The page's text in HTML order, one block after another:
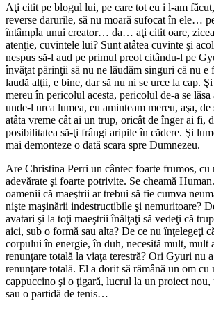
Aţi citit pe blogul lui, pe care tot eu i l-am
reverse darurile, să nu moară sufocat în ele…
întâmpla unui creator… da… aţi citit oare,
atenţie, cuvintele lui? Sunt atâtea cuvinte şi
nespus să-l aud pe primul preot citându-l pe
învăţat părinţii să nu ne lăudăm singuri că nu e
laudă alţii, e bine, dar să nu ni se urce la cap.
mereu în pericolul acesta, pericolul de-a se
unde-l urca lumea, eu aminteam mereu, aşa, de
atâta vreme cât ai un trup, oricât de înger ai fi,
posibilitatea să-ţi frângi aripile în cădere. Şi
mai demonteze o dată scara spre Dumnezeu.
Are Christina Perri un cântec foarte frumos, cu
adevărate şi foarte potrivite. Se cheamă
oamenii că maeştrii ar trebui să fie cumva
nişte maşinării indestructibile şi nemuritoare?
avatari şi la toţi maeştrii înălţaţi să vedeţi că
aici, sub o formă sau alta? De ce nu înţelegeţi
corpului în energie, în duh, necesită mult, mult
renunţare totală la viaţa terestră? Ori Gyuri nu
renunţare totală. El a dorit să rămână un om
cappuccino şi o ţigară, lucrul la un proiect nou,
sau o partidă de tenis…